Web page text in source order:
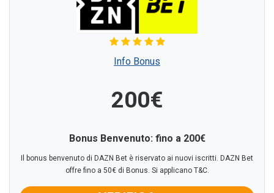
Info Bonus
200€
Bonus Benvenuto: fino a 200€
Il bonus benvenuto di DAZN Bet è riservato ai nuovi iscritti. DAZN Bet
offre fino a 50€ di Bonus. Si applicano T&C.